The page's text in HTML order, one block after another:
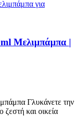
Μελιμπάμπα |
Γλυκάνετε την
ζεστή και οικεία